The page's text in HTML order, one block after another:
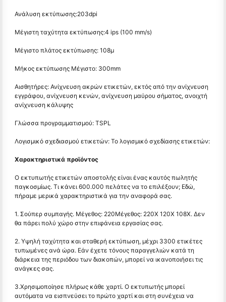
Ανάλυση εκτύπωσης:203dpi
Μέγιστη ταχύτητα εκτύπωσης:4 ips (100 mm/s)
Μέγιστο πλάτος εκτύπωσης: 108μ
Μήκος εκτύπωσης Μέγιστο: 300mm
Αισθητήρες: Ανίχνευση ακρών ετικετών, εκτός από την ανίχνευση
εγγράφου, ανίχνευση κενών, ανίχνευση μαύρου σήματος, ανοιχτή
ανίχνευση κάλυψης
Γλώσσα προγραμματισμού: TSPL
Λογισμικό σχεδιασμού ετικετών: Το λογισμικό σχεδίασης ετικετών:
Χαρακτηριστικά προϊόντος
Ο εκτυπωτής ετικετών αποστολής είναι ένας καυτός πωλητής
παγκοσμίως. Τι κάνει 600.000 πελάτες να το επιλέξουν; Εδώ,
πήραμε μερικά χαρακτηριστικά για την αναφορά σας.
1. Σούπερ συμπαγής. Μέγεθος: 220Μέγεθος: 220Χ 120Χ 108Χ. Δεν
θα πάρει πολύ χώρο στην επιφάνεια εργασίας σας.
2. Υψηλή ταχύτητα και σταθερή εκτύπωση, μέχρι 3300 ετικέτες
τυπωμένες ανά ώρα. Εάν έχετε τόνους παραγγελιών κατά τη
διάρκεια της περιόδου των διακοπών, μπορεί να ικανοποιήσει τις
ανάγκες σας.
3.Χρησιμοποίησε πλήρως κάθε χαρτί. Ο εκτυπωτής μπορεί
αυτόματα να εισπνεύσει το πρώτο χαρτί και στη συνέχεια να